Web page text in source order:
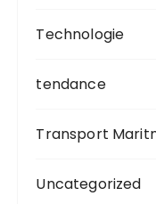
Technologie
tendance
Transport
Uncategorized